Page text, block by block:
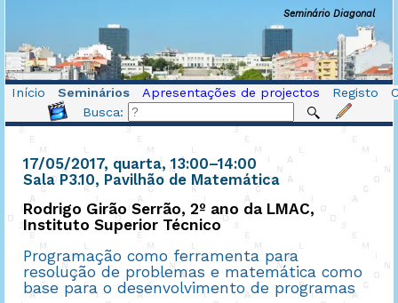
Seminário Diagonal
Início Seminários Apresentações de projectos Registo
Busca:
17/05/2017, quarta, 13:00–14:00
Sala P3.10, Pavilhão de Matemática
Rodrigo Girão Serrão, 2º ano da LMAC,
Instituto Superior Técnico
Programação como ferramenta para
resolução de problemas e matemática como
base para o desenvolvimento de programas